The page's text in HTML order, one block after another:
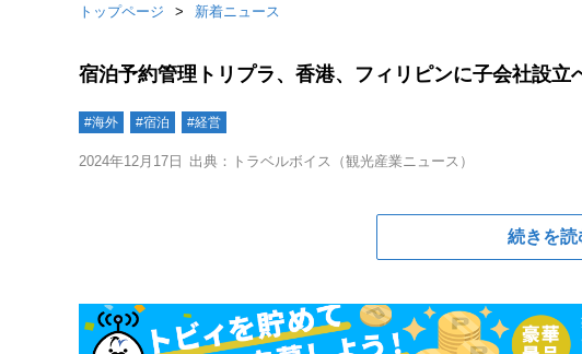
トップページ 新着ニュース
宿泊予約管理トリプラ、香港、フィリピンに子会社設立
#海外 #宿泊 #経営
2024年12月17日 出典：トラベルボイス（観光産業ニュース）
続きを読